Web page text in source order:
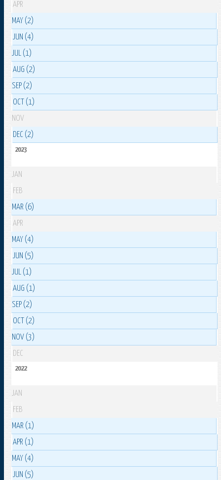
APR
MAY (2)
JUN (4)
JUL (1)
AUG (2)
SEP (2)
OCT (1)
NOV
DEC (2)
2023
JAN
FEB
MAR (6)
APR
MAY (4)
JUN (5)
JUL (1)
AUG (1)
SEP (2)
OCT (2)
NOV (3)
DEC
2022
JAN
FEB
MAR (1)
APR (1)
MAY (4)
JUN (5)